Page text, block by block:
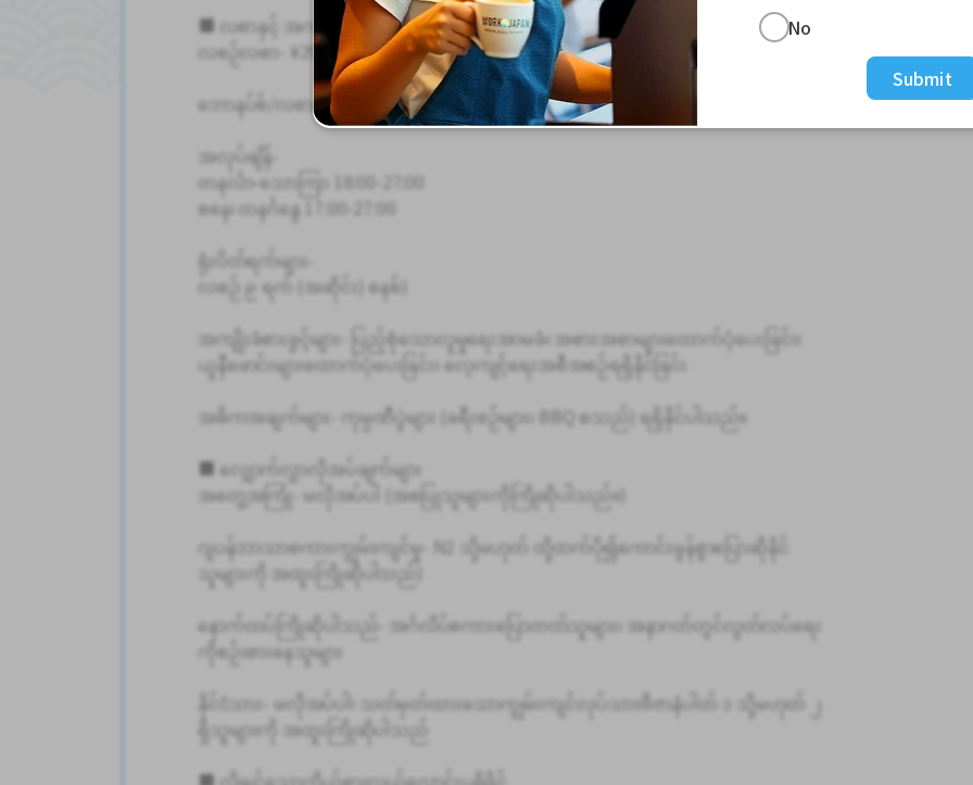
■ လစာနှင့် အကျိုးခံစားခွင့်များ
လစဉ်လစာ- ¥290,000 - ¥350,000 (+ အချိန်ပိုလုပ်ခ)
ဘောနပ်စ်/လစာတိုးမြှင့်ခြင်း- ရရှိနိုင်ပါသည်
အလုပ်ချိန်-
တနင်္လာ-သောကြာ 18:00-27:00
စနေ၊ တနင်္ဂနွေ 17:00-27:00
ရုံးပိတ်ရက်များ-
လစဉ် ၉ ရက် (အဆိုင်း) စနစ်)
အကျိုးခံစားခွင့်များ- ပြည့်စုံသောလူမှုရေးအာမခံ၊ အစားအစာများထောက်ပံ့ပေးခြင်း၊
ယူနီဖောင်းများထောက်ပံ့ပေးခြင်း၊ လေ့ကျင့်ရေးအစီအစဉ်ရရှိနိုင်ခြင်း
အဓိကအချက်များ- ကုမ္ပဏီပွဲများ (ခရီးစဉ်များ၊ BBQ စသည်) ရရှိနိုင်ပါသည်။
■ လျှောက်လွှာလိုအပ်ချက်များ
အတွေ့အကြုံ- မလိုအပ်ပါ (အစပြုသူများကိုကြိုဆိုပါသည်။)
ဂျပန်ဘာသာစကားကျွမ်းကျင်မှု- N2 သို့မဟုတ် ထို့ထက်ပို၍ကောင်းမွန်စွာပြောဆိုနိုင်
သူများကို အထူးကြိုဆိုပါသည်)
နောက်ထပ်ကြိုဆိုပါသည်- အင်္ဂလိပ်စကားပြောတတ်သူများ၊ အနာဂတ်တွင်လွတ်လပ်ရေး
ကိုစဉ်းစားနေသူများ
နိုင်ငံသား- မလိုအပ်ပါ၊ သတ်မှတ်ထားသောကျွမ်းကျင်လုပ်သားဗီဇာနံပါတ် ၁ သို့မဟုတ် ၂
ရှိသူများကို အထူးကြိုဆိုပါသည်
No
Submit